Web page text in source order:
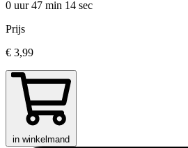
0 uur 47 min 14 sec
Prijs
€ 3,99
in winkelmand